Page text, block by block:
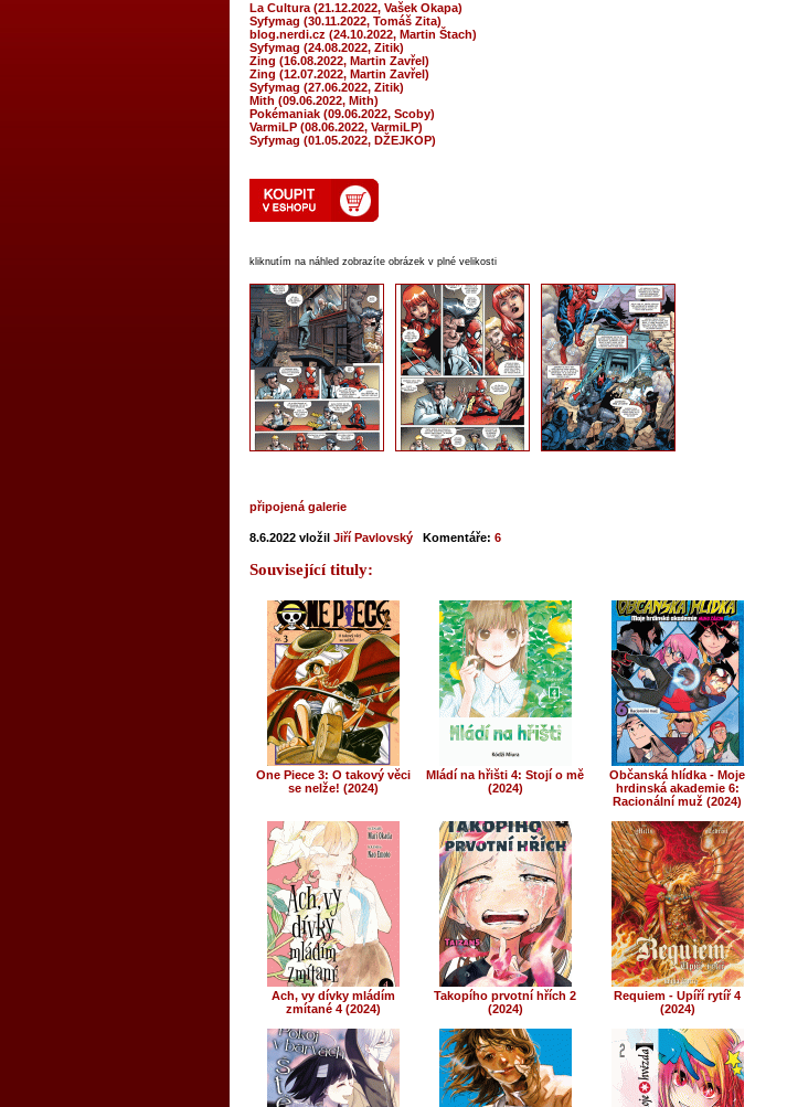
La Cultura (21.12.2022, Vašek Okapa)
Syfymag (30.11.2022, Tomáš Zita)
blog.nerdi.cz (24.10.2022, Martin Štach)
Syfymag (24.08.2022, Zitik)
Zing (16.08.2022, Martin Zavřel)
Zing (12.07.2022, Martin Zavřel)
Syfymag (27.06.2022, Zitik)
Mith (09.06.2022, Mith)
Pokémaniak (09.06.2022, Scoby)
VarmiLP (08.06.2022, VarmiLP)
Syfymag (01.05.2022, DŽEJKOP)
kliknutím na náhled zobrazíte obrázek v plné velikosti
připojená galerie
8.6.2022 vložil Jiří Pavlovský Komentáře: 6
Související tituly:
One Piece 3: O takový věci
se nelže! (2024)
Mládí na hřišti 4: Stojí o mě
(2024)
Občanská hlídka - Moje
hrdinská akademie 6:
Racionální muž (2024)
Ach, vy dívky mládím
zmítané 4 (2024)
Takopího prvotní hřích 2
(2024)
Requiem - Upíří rytíř 4
(2024)